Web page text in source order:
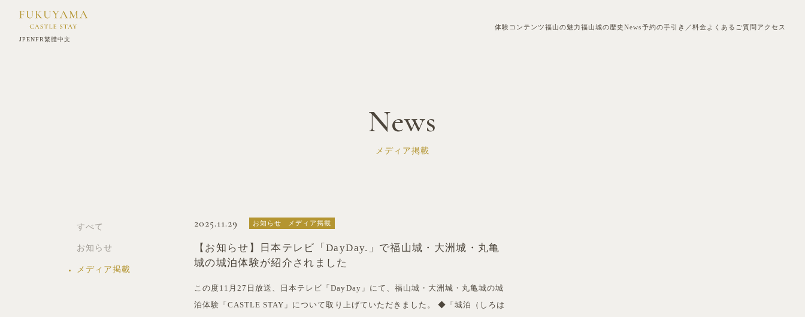
JPENFR繁體中文
体験コンテンツ福山の魅力福山城の歴史News予約の手引き／料金よくあるご質問 アクセス
News
メディア掲載
すべて
お知らせ
メディア掲載
2025.11.29 お知らせ メディア掲載
【お知らせ】日本テレビ「DayDay.」で福山城・大洲城・丸亀
城の城泊体験が紹介されました
この度11月27日放送、日本テレビ「DayDay」にて、福山城・大洲城・丸亀城の城
泊体験「CASTLE STAY」について取り上げていただきました。 ◆「城泊（しろは